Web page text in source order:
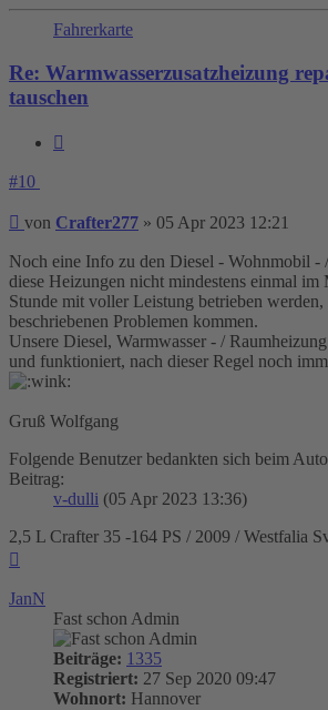
Fahrerkarte
Re: Warmwasserzusatzheizung
tauschen
#10
Beitrag
von Crafter277 » 05 Apr 2023 12:21
Noch eine Info zu den Diesel - Wohnmobil -
diese Heizungen nicht mindestens einmal im
Stunde mit voller Leistung betrieben werden,
beschriebenen Problemen kommen.
Unsere Diesel, Warmwasser - /
und funktioniert, nach dieser Regel noch
Gruß Wolfgang
Folgende Benutzer bedankten sich beim
Beitrag:
v-dulli (05 Apr 2023 13:36)
2,5 L Crafter 35 -164 PS / 2009 / Westfalia
JanN
Fast schon Admin
Beiträge: 1335
Registriert: 27 Sep 2020 09:47
Wohnort: Hannover